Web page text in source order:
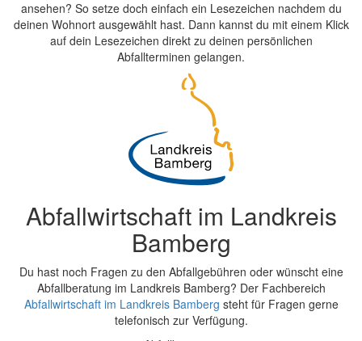
ansehen? So setze doch einfach ein Lesezeichen nachdem du
deinen Wohnort ausgewählt hast. Dann kannst du mit einem Klick
auf dein Lesezeichen direkt zu deinen persönlichen
Abfallterminen gelangen.
Abfallwirtschaft im Landkreis
Bamberg
Du hast noch Fragen zu den Abfallgebühren oder wünscht eine
Abfallberatung im Landkreis Bamberg? Der Fachbereich
Abfallwirtschaft im Landkreis Bamberg steht für Fragen gerne
telefonisch zur Verfügung.